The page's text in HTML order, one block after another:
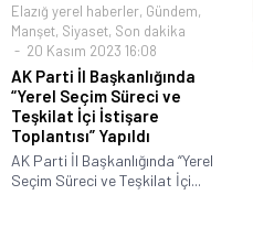
Elazığ yerel haberler, Gündem,
Manşet, Siyaset, Son dakika
20 Kasım 2023 16:08
AK Parti İl Başkanlığında
“Yerel Seçim Süreci ve
Teşkilat İçi İstişare
Toplantısı” Yapıldı
AK Parti İl Başkanlığında “Yerel
Seçim Süreci ve Teşkilat İçi...